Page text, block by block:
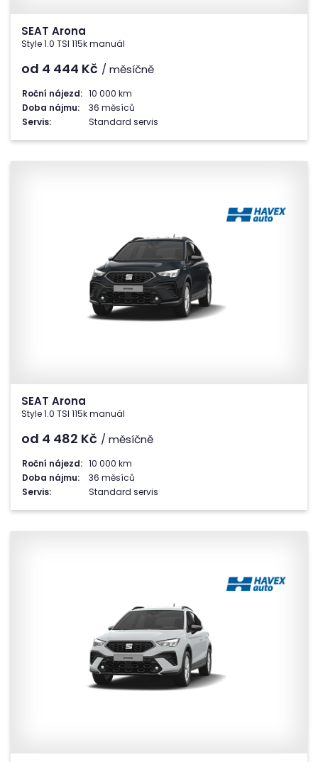
SEAT Arona
Style 1.0 TSI 115k manuál
od 4 444 Kč / měsíčně
Roční nájezd: 10 000 km
Doba nájmu:
36 měsíců
Servis:
Standard servis
SEAT Arona
Style 1.0 TSI 115k manuál
od 4 482 Kč / měsíčně
Roční nájezd: 10 000 km
Doba nájmu:
36 měsíců
Servis:
Standard servis